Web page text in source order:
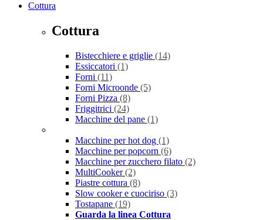
Cottura
Cottura
Bistecchiere e griglie (14)
Essiccatori (1)
Forni (11)
Forni Microonde (5)
Forni Pizza (8)
Friggitrici (24)
Macchine del pane (1)
Macchine per hot dog (1)
Macchine per popcorn (6)
Macchine per zucchero filato (2)
MultiCooker(2)
Piastre cottura (8)
Slow cooker e cuociriso (3)
Tostapane (19)
Guarda la linea Cottura